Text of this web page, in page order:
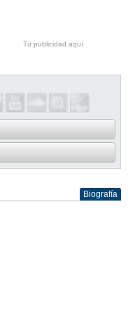
Tu publicidad aquí
Biografía